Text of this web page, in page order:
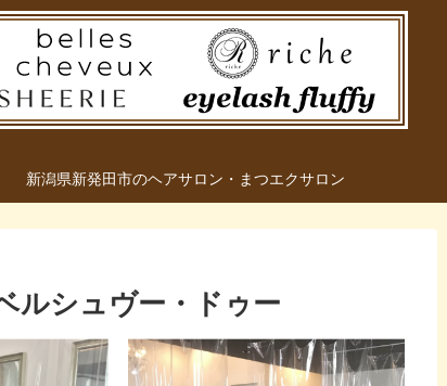
新潟県新発田市のヘアサロン・まつエクサロン
ルシュヴー・ドゥー